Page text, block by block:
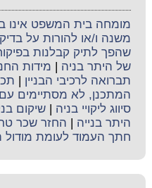
מומחה בית המשפט אינו
משנה ו/או להורות על
שהפך לתיק קבלנות
של היתר בניה
מידות
תברואה לרכיבי הבניין
המתכנן, לא מסתיימים
סיווג ליקויי בניה |שיקום
היתר בנייה
החזר שכר
חתך העמוד לעומת